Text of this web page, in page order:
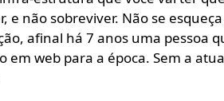
e não sobreviver. Não se
afinal há 7 anos uma pessoa
web para a época. Sem a